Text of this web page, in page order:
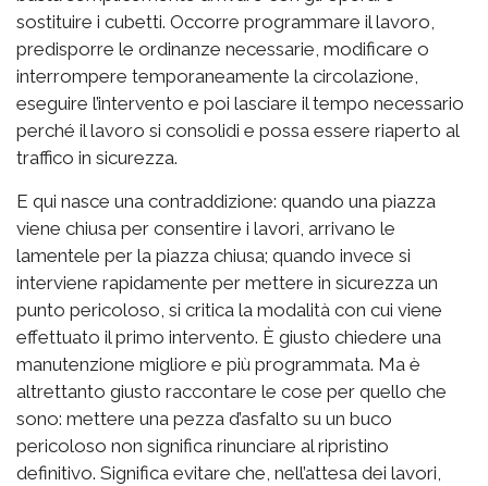
sostituire i cubetti. Occorre programmare il lavoro,
predisporre le ordinanze necessarie, modificare o
interrompere temporaneamente la circolazione,
eseguire l’intervento e poi lasciare il tempo necessario
perché il lavoro si consolidi e possa essere riaperto al
traffico in sicurezza.
E qui nasce una contraddizione: quando una piazza
viene chiusa per consentire i lavori, arrivano le
lamentele per la piazza chiusa; quando invece si
interviene rapidamente per mettere in sicurezza un
punto pericoloso, si critica la modalità con cui viene
effettuato il primo intervento. È giusto chiedere una
manutenzione migliore e più programmata. Ma è
altrettanto giusto raccontare le cose per quello che
sono: mettere una pezza d’asfalto su un buco
pericoloso non significa rinunciare al ripristino
definitivo. Significa evitare che, nell’attesa dei lavori,